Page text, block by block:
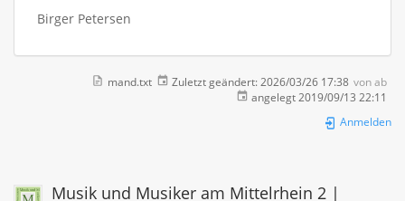
Birger Petersen
mand.txt Zuletzt geändert: 2026/03/26 17:38 vonab
angelegt 2019/09/13 22:11
Anmelden
Musik und Musiker am Mittelrhein 2 |